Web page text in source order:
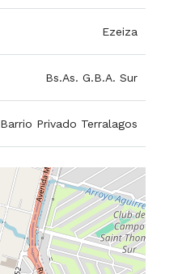
Ezeiza
Bs.As. G.B.A. Sur
Barrio Privado Terralagos